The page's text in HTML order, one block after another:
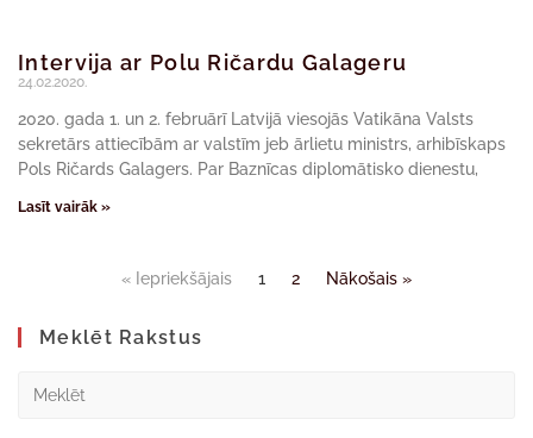
Intervija ar Polu Ričardu Galageru
24.02.2020.
2020. gada 1. un 2. februārī Latvijā viesojās Vatikāna Valsts
sekretārs attiecībām ar valstīm jeb ārlietu ministrs, arhibīskaps
Pols Ričards Galagers. Par Baznīcas diplomātisko dienestu,
Lasīt vairāk »
« Iepriekšājais 1 2 Nākošais »
Meklēt Rakstus